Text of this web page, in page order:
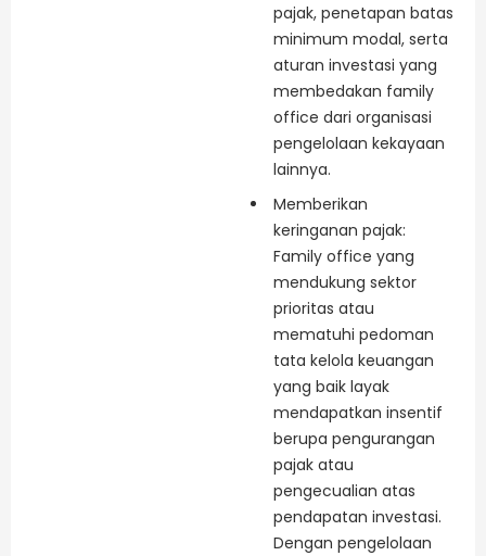
pajak, penetapan batas
minimum modal, serta
aturan investasi yang
membedakan family
office dari organisasi
pengelolaan kekayaan
lainnya.
Memberikan
keringanan pajak:
Family office yang
mendukung sektor
prioritas atau
mematuhi pedoman
tata kelola keuangan
yang baik layak
mendapatkan insentif
berupa pengurangan
pajak atau
pengecualian atas
pendapatan investasi.
Dengan pengelolaan